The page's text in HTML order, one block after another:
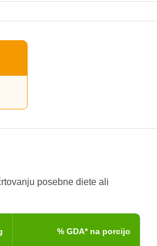
posebne diete ali
% GDA* na porcijo